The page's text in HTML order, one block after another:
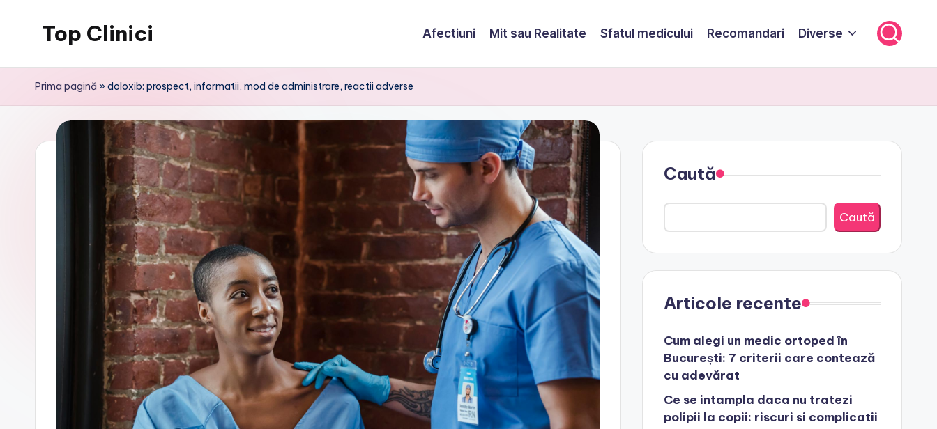
Top Clinici Afectiuni Mit sau Realitate Sfatul medicului Recomandari Diverse
Prima pagină »doloxib: prospect, informatii, mod de administrare, reactii adverse
Caută
Caută
Articole recente
Cum alegi un medic ortoped în
București: 7 criterii care contează
cu adevărat
Ce se intampla daca nu tratezi
polipii la copii: riscuri si complicatii